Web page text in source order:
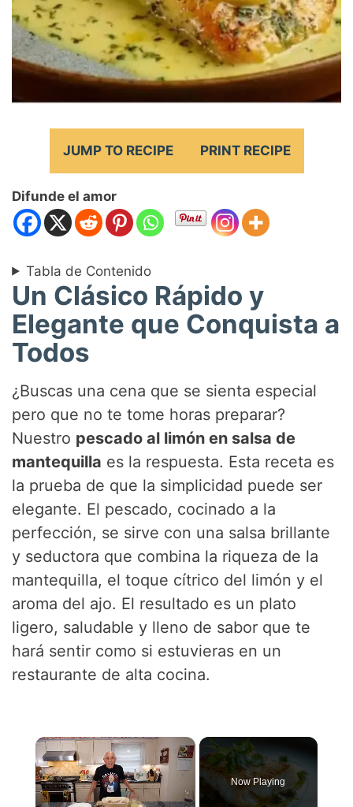
JUMP TO RECIPE PRINT RECIPE
Difunde el amor
Tabla de Contenido
Un Clásico Rápido y
Elegante que Conquista a
Todos
¿Buscas una cena que se sienta especial
pero que no te tome horas preparar?
Nuestro pescado al limón en salsa de
mantequilla es la respuesta. Esta receta es
la prueba de que la simplicidad puede ser
elegante. El pescado, cocinado a la
perfección, se sirve con una salsa brillante
y seductora que combina la riqueza de la
mantequilla, el toque cítrico del limón y el
aroma del ajo. El resultado es un plato
ligero, saludable y lleno de sabor que te
hará sentir como si estuvieras en un
restaurante de alta cocina.
×
Now Playing